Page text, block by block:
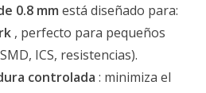
0.8 mm está diseñado para:
, perfecto para pequeños
ICS, resistencias).
controlada : minimiza el